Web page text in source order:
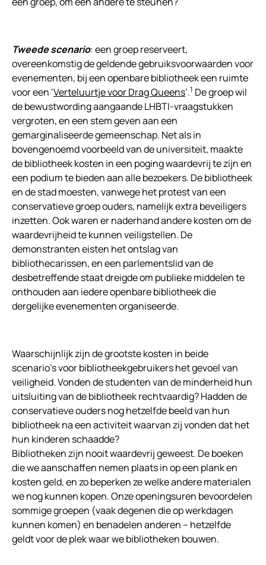
Tweede scenario: een groep reserveert,
overeenkomstig de geldende gebruiksvoorwaarden voor
evenementen, bij een openbare bibliotheek een ruimte
voor een ‘Verteluurtje voor Drag Queens’.1 De groep wil
de bewustwording aangaande LHBTI-vraagstukken
vergroten, en een stem geven aan een
gemarginaliseerde gemeenschap. Net als in
bovengenoemd voorbeeld van de universiteit, maakte
de bibliotheek kosten in een poging waardevrij te zijn en
een podium te bieden aan alle bezoekers. De bibliotheek
en de stad moesten, vanwege het protest van een
conservatieve groep ouders, namelijk extra beveiligers
inzetten. Ook waren er naderhand andere kosten om de
waardevrijheid te kunnen veiligstellen. De
demonstranten eisten het ontslag van
bibliothecarissen, en een parlementslid van de
desbetreffende staat dreigde om publieke middelen te
onthouden aan iedere openbare bibliotheek die
dergelijke evenementen organiseerde.
Waarschijnlijk zijn de grootste kosten in beide
scenario’s voor bibliotheekgebruikers het gevoel van
veiligheid. Vonden de studenten van de minderheid hun
uitsluiting van de bibliotheek rechtvaardig? Hadden de
conservatieve ouders nog hetzelfde beeld van hun
bibliotheek na een activiteit waarvan zij vonden dat het
hun kinderen schaadde?
Bibliotheken zijn nooit waardevrij geweest. De boeken
die we aanschaffen nemen plaats in op een plank en
kosten geld, en zo beperken ze welke andere materialen
we nog kunnen kopen. Onze openingsuren bevoordelen
sommige groepen (vaak degenen die op werkdagen
kunnen komen) en benadelen anderen – hetzelfde
geldt voor de plek waar we bibliotheken bouwen.